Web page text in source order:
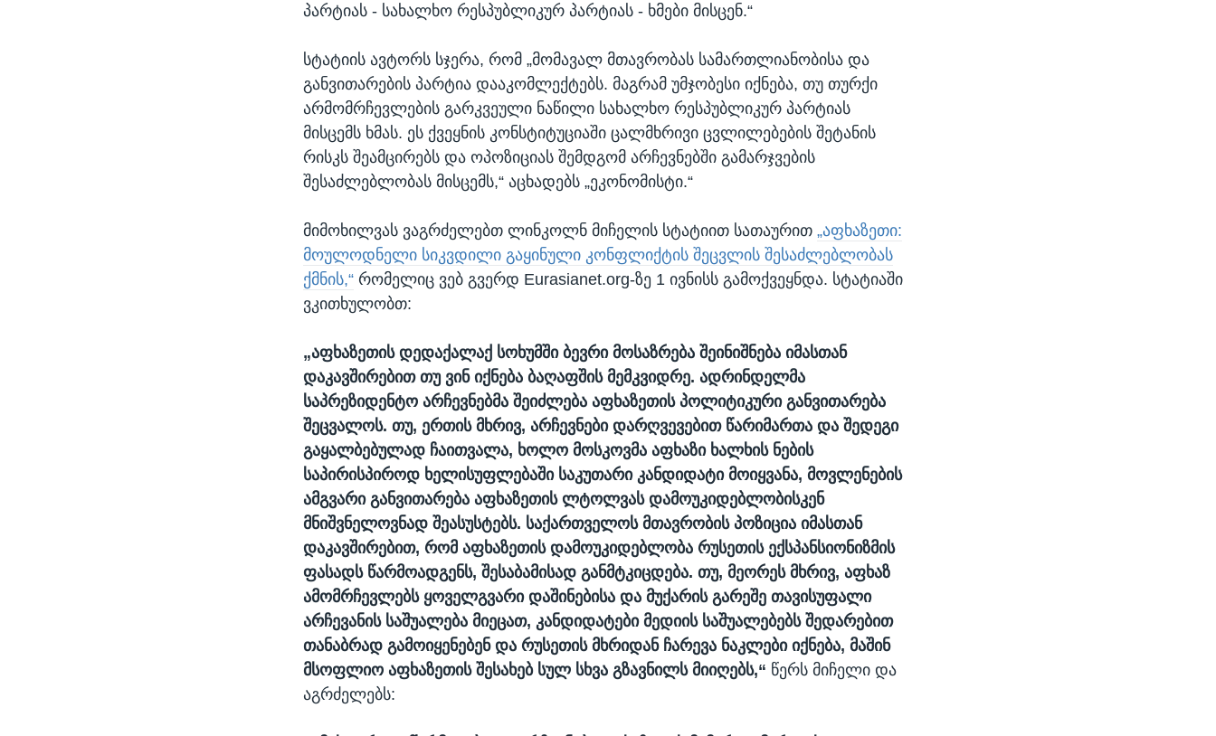
პარტიას - სახალხო რესპუბლიკურ პარტიას - ხმები მისცენ.“
სტატიის ავტორს სჯერა, რომ „მომავალ მთავრობას სამართლიანობისა და
განვითარების პარტია დააკომლექტებს. მაგრამ უმჯობესი იქნება, თუ თურქი
არმომრჩევლების გარკვეული ნაწილი სახალხო რესპუბლიკურ პარტიას
მისცემს ხმას. ეს ქვეყნის კონსტიტუციაში ცალმხრივი ცვლილებების შეტანის
რისკს შეამცირებს და ოპოზიციას შემდგომ არჩევნებში გამარჯვების
შესაძლებლობას მისცემს,“ აცხადებს „ეკონომისტი.“
მიმოხილვას ვაგრძელებთ ლინკოლნ მიჩელის სტატიით სათაურით„აფხაზეთი:
მოულოდნელი სიკვდილი გაყინული კონფლიქტის შეცვლის შესაძლებლობას
ქმნის,“ რომელიც ვებ გვერდ Eurasianet.org-ზე 1 ივნისს გამოქვეყნდა. სტატიაში
ვკითხულობთ:
„აფხაზეთის დედაქალაქ სოხუმში ბევრი მოსაზრება შეინიშნება იმასთან
დაკავშირებით თუ ვინ იქნება ბაღაფშის მემკვიდრე. ადრინდელმა
საპრეზიდენტო არჩევნებმა შეიძლება აფხაზეთის პოლიტიკური განვითარება
შეცვალოს. თუ, ერთის მხრივ, არჩევნები დარღვევებით წარიმართა და შედეგი
გაყალბებულად ჩაითვალა, ხოლო მოსკოვმა აფხაზი ხალხის ნების
საპირისპიროდ ხელისუფლებაში საკუთარი კანდიდატი მოიყვანა, მოვლენების
ამგვარი განვითარება აფხაზეთის ლტოლვას დამოუკიდებლობისკენ
მნიშვნელოვნად შეასუსტებს. საქართველოს მთავრობის პოზიცია იმასთან
დაკავშირებით, რომ აფხაზეთის დამოუკიდებლობა რუსეთის ექსპანსიონიზმის
ფასადს წარმოადგენს, შესაბამისად განმტკიცდება. თუ, მეორეს მხრივ, აფხაზ
ამომრჩევლებს ყოველგვარი დაშინებისა და მუქარის გარეშე თავისუფალი
არჩევანის საშუალება მიეცათ, კანდიდატები მედიის საშუალებებს შედარებით
თანაბრად გამოიყენებენ და რუსეთის მხრიდან ჩარევა ნაკლები იქნება, მაშინ
მსოფლიო აფხაზეთის შესახებ სულ სხვა გზავნილს მიიღებს,“ წერს მიჩელი და
აგრძელებს: